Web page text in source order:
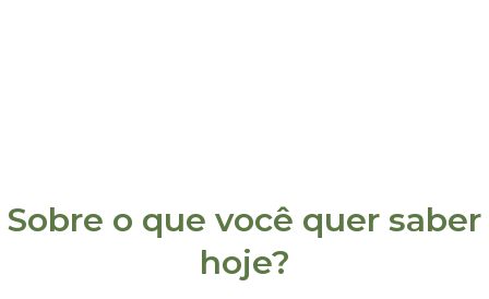
Sobre o que você quer saber
hoje?